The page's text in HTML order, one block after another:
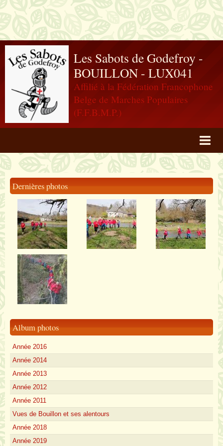
Les Sabots de Godefroy -
BOUILLON - LUX041
Affilié à la Fédération Francophone
Belge de Marches Populaires
(F.F.B.M.P.)
Agenda
Dernières photos
Album photos
Année 2016
Année 2014
Année 2013
Année 2012
Année 2011
Vues de Bouillon et ses alentours
Année 2018
Année 2019